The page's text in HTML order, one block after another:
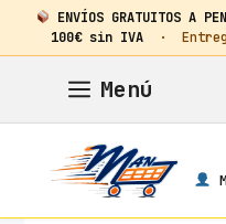
ENVÍOS GRATUITOS A
100€ sin IVA· Entrega
contenido
Menú